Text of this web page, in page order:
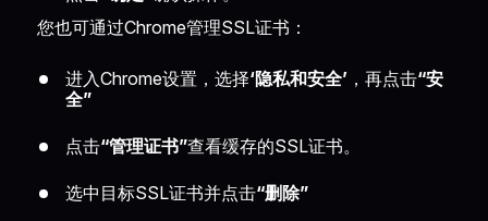
您也可通过Chrome管理SSL证书：
进入Chrome设置，选择‘隐私和安全’ ，再点击“安
全”
点击“管理证书”查看缓存的SSL证书。
选中目标SSL证书并点击“删除”